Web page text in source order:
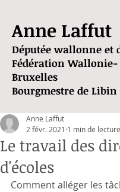
Anne Laffut
Députée wallonne et
Fédération Wallonie-
Bruxelles
Bourgmestre de Libin
Le travail des
d'écoles
Anne Laffut
2 févr. 2021 1 min de lecture
Comment alléger les